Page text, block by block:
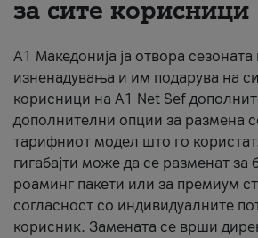
#ПодобарОнлајн
за сите корисници
А1 Македонија ја отвора
изненадувања и им подарува на
корисници на A1 Net Sef
дополнителни опции за размена
тарифниот модел што го
гигабајти може да се разменат за
роаминг пакети или за премиум
согласност со индивидуалните
корисник. Замената се врши